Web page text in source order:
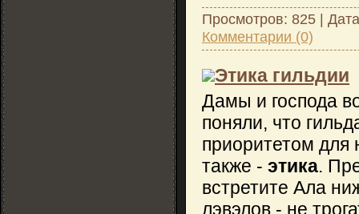
Просмотров: 825 |
Комментарии (0)
Этика гильдии
Дамы и господа
поняли, что
приоритетом
также - этика.
встретите Ала
лэвэлов - не